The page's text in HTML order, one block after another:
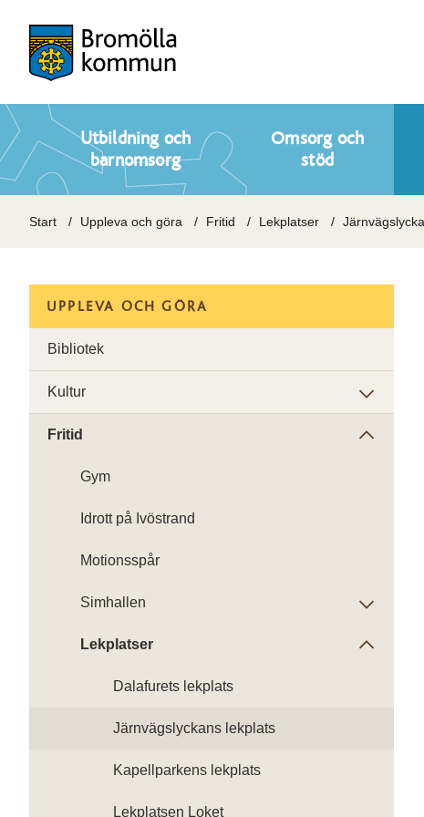
Utbildning och
barnomsorg
Omsorg och
stöd
Start Uppleva och göra Fritid Lekplatser
UPPLEVA OCH GÖRA
Bibliotek
Kultur
Fritid
Gym
Idrott på Ivöstrand
Motionsspår
Simhallen
Lekplatser
Dalafurets lekplats
Järnvägslyckans lekplats
Kapellparkens lekplats
Lekplatsen Loket